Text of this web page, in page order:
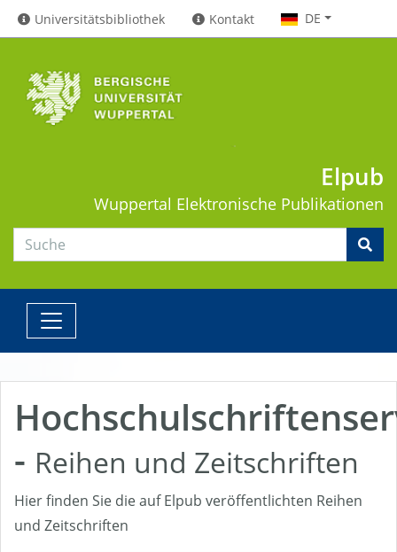
Universitätsbibliothek Kontakt DE
Elpub
Wuppertal Elektronische Publikationen
- Reihen und Zeitschriften
Hier finden Sie die auf Elpub veröffentlichten Reihen
und Zeitschriften